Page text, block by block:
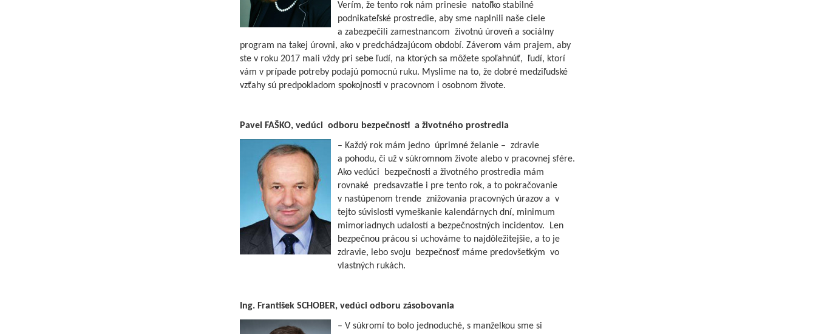
Verím, že tento rok nám prinesie natoľko stabilné
podnikateľské prostredie, aby sme naplnili naše ciele
a zabezpečili zamestnancom životnú úroveň a sociálny
program na takej úrovni, ako v predchádzajúcom období. Záverom vám prajem, aby
ste v roku 2017 mali vždy pri sebe ľudí, na ktorých sa môžete spoľahnúť, ľudí, ktorí
vám v prípade potreby podajú pomocnú ruku. Myslime na to, že dobré medziľudské
vzťahy sú predpokladom spokojnosti v pracovnom i osobnom živote.
Pavel FAŠKO, vedúci odboru bezpečnosti a životného prostredia
– Každý rok mám jedno úprimné želanie – zdravie
a pohodu, či už v súkromnom živote alebo v pracovnej sfére.
Ako vedúci bezpečnosti a životného prostredia mám
rovnaké predsavzatie i pre tento rok, a to pokračovanie
v nastúpenom trende znižovania pracovných úrazov a v
tejto súvislosti vymeškanie kalendárnych dní, minimum
mimoriadnych udalostí a bezpečnostných incidentov. Len
bezpečnou prácou si uchováme to najdôležitejšie, a to je
zdravie, lebo svoju bezpečnosť máme predovšetkým vo
vlastných rukách.
Ing. František SCHOBER, vedúci odboru zásobovania
– V súkromí to bolo jednoduché, s manželkou sme si